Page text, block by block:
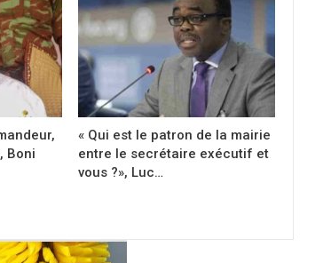
Boni
« Qui est le patron de la mairie
entre le secrétaire exécutif et
vous ?», Luc…